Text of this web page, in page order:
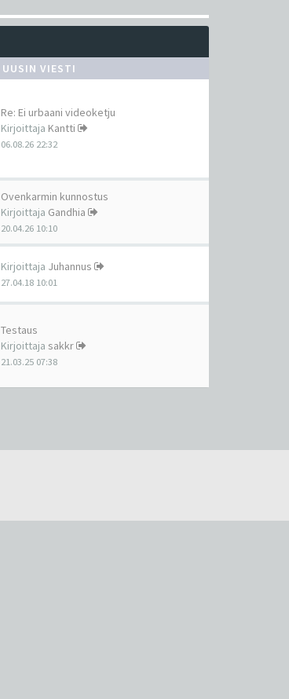
UUSIN VIESTI
Re: Ei urbaani videoketju
Kirjoittaja Kantti
06.08.26 22:32
Ovenkarmin kunnostus
Kirjoittaja Gandhia
20.04.26 10:10
Kirjoittaja Juhannus
27.04.18 10:01
Testaus
Kirjoittaja sakkr
21.03.25 07:38